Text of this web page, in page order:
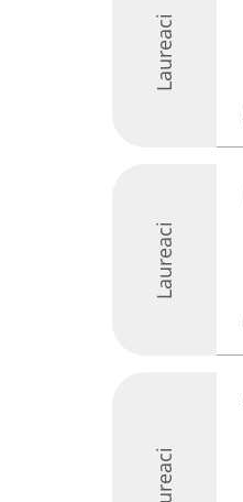
Laureaci
Laureaci
Laureaci